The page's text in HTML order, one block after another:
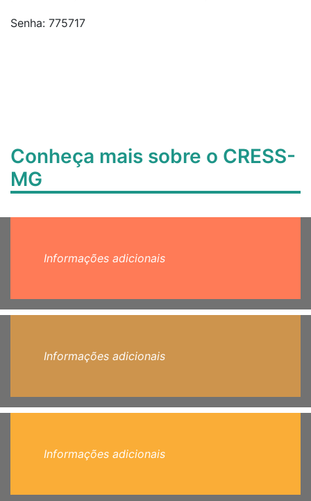
Senha: 775717
Conheça mais sobre o CRESS-
MG
Informações adicionais
Informações adicionais
Informações adicionais